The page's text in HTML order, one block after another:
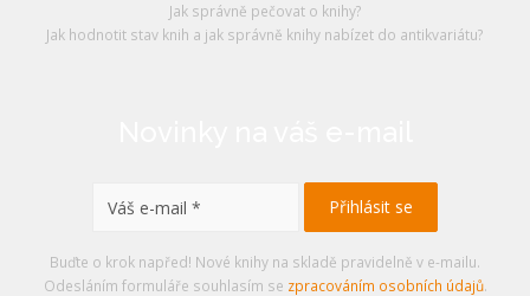
Jak správně pečovat o knihy?
Jak hodnotit stav knih a jak správně knihy nabízet do antikvariátu?
Buďte o krok napřed! Nové knihy na skladě pravidelně v e-mailu.
Odesláním formuláře souhlasím se zpracováním osobních údajů.